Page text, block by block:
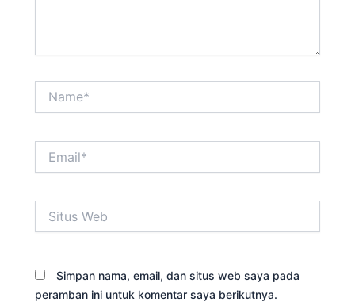
Web
Simpan nama, email, dan situs web saya pada
peramban ini untuk komentar saya berikutnya.